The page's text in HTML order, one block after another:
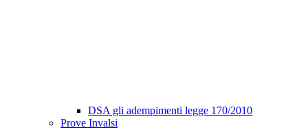
DSA gli adempimenti legge 170/2010
Prove Invalsi